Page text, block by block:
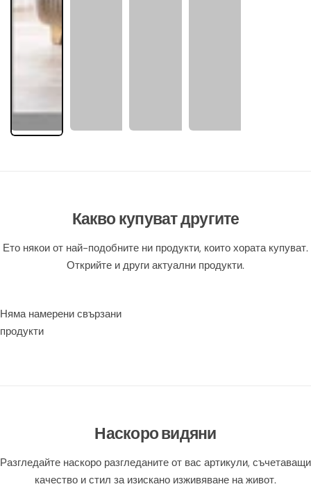
Какво купуват другите
Ето някои от най-подобните ни продукти, които хората купуват.
Открийте и други актуални продукти.
Няма намерени свързани
продукти
Наскоро видяни
Разгледайте наскоро разгледаните от вас артикули, съчетаващи
качество и стил за изискано изживяване на живот.